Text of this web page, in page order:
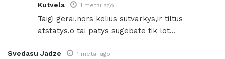
Kutvela 1 metai ago
Taigi gerai,nors kelius sutvarkys,ir tiltus
atstatys,o tai patys sugebate tik lot…
Svedasu Jadze 1 metai ago